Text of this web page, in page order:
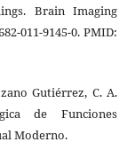
Brain Imaging
011-9145-0. PMID:
Gutiérrez, C. A.
de Funciones
Moderno.